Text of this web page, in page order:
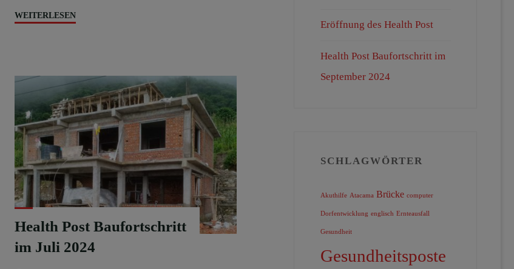
WEITERLESEN"Eröffnung
Health Post Baufortschritt
im Juli 2024
Eröffnung des Health Post
Health Post Baufortschritt im
September 2024
SCHLAGWÖRTER
Akuthilfe Atacama Brücke computer
Dorfentwicklung englisch Ernteausfall
Gesundheit
Gesundheitsposte